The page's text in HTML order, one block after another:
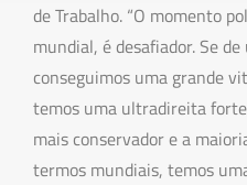
de Trabalho. “O momento
mundial, é desafiador. Se
conseguimos uma grande
temos uma ultradireita
mais conservador e a
termos mundiais, temos